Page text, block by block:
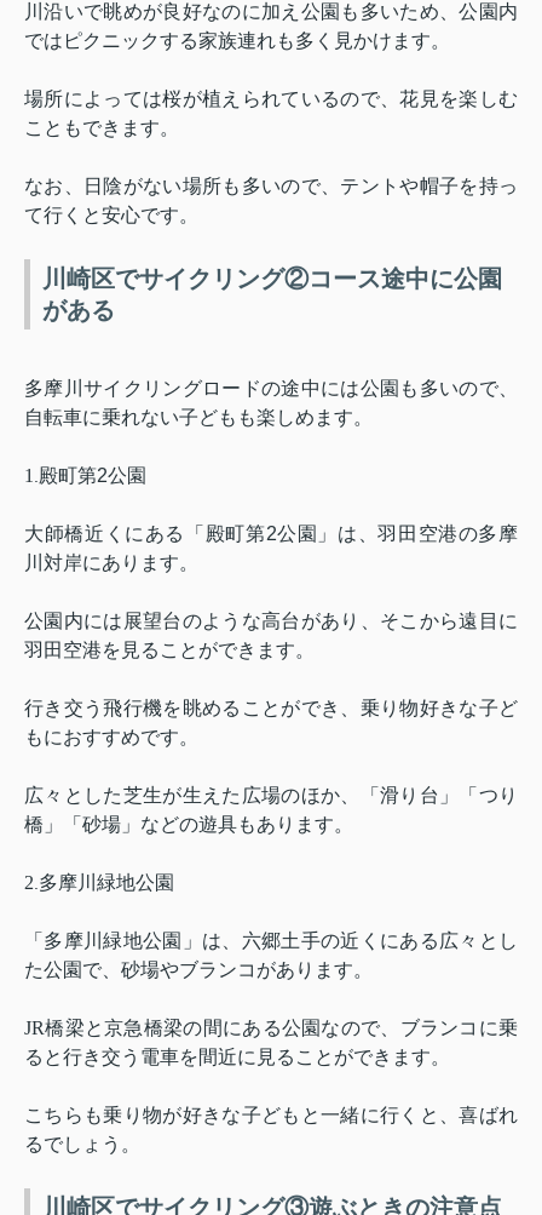
川沿いで眺めが良好なのに加え公園も多いため、公園内
ではピクニックする家族連れも多く見かけます。
場所によっては桜が植えられているので、花見を楽しむ
こともできます。
なお、日陰がない場所も多いので、テントや帽子を持っ
て行くと安心です。
川崎区でサイクリング②コース途中に公園
がある
多摩川サイクリングロードの途中には公園も多いので、
自転車に乗れない子どもも楽しめます。
1 殿町第2公園
大師橋近くにある「殿町第2公園」は、羽田空港の多摩
川対岸にあります。
公園内には展望台のような高台があり、そこから遠目に
羽田空港を見ることができます。
行き交う飛行機を眺めることができ、乗り物好きな子ど
もにおすすめです。
広々とした芝生が生えた広場のほか、「滑り台」「つり
橋」「砂場」などの遊具もあります。
2 多摩川緑地公園
「多摩川緑地公園」は、六郷土手の近くにある広々とし
た公園で、砂場やブランコがあります。
JR橋梁と京急橋梁の間にある公園なので、ブランコに乗
ると行き交う電車を間近に見ることができます。
こちらも乗り物が好きな子どもと一緒に行くと、喜ばれ
るでしょう。
川崎区でサイクリング③遊ぶときの注意点